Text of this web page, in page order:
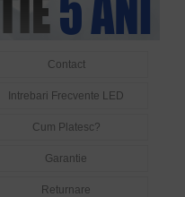
Contact
Intrebari Frecvente LED
Cum Platesc?
Garantie
Returnare